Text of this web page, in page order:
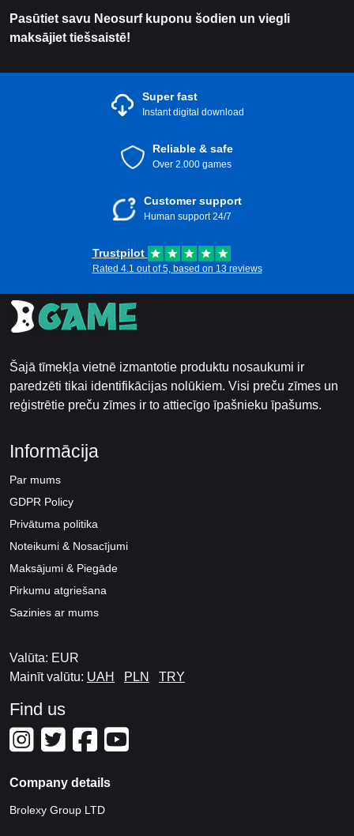
Pasūtiet savu Neosurf kuponu šodien un viegli
maksājiet tiešsaistē!
Super fast
Instant digital download
Reliable & safe
Over 2.000 games
Customer support
Human support 24/7
Trustpilot
Rated 4.1 out of 5, based on 13 reviews
Šajā tīmekļa vietnē izmantotie produktu nosaukumi ir
paredzēti tikai identifikācijas nolūkiem. Visi preču zīmes un
reģistrētie preču zīmes ir to attiecīgo īpašnieku īpašums.
Informācija
Par mums
GDPR Policy
Privātuma politika
Noteikumi & Nosacījumi
Maksājumi & Piegāde
Pirkumu atgriešana
Sazinies ar mums
Valūta: EUR
Mainīt valūtu: UAH PLN TRY
Find us
Company details
Brolexy Group LTD